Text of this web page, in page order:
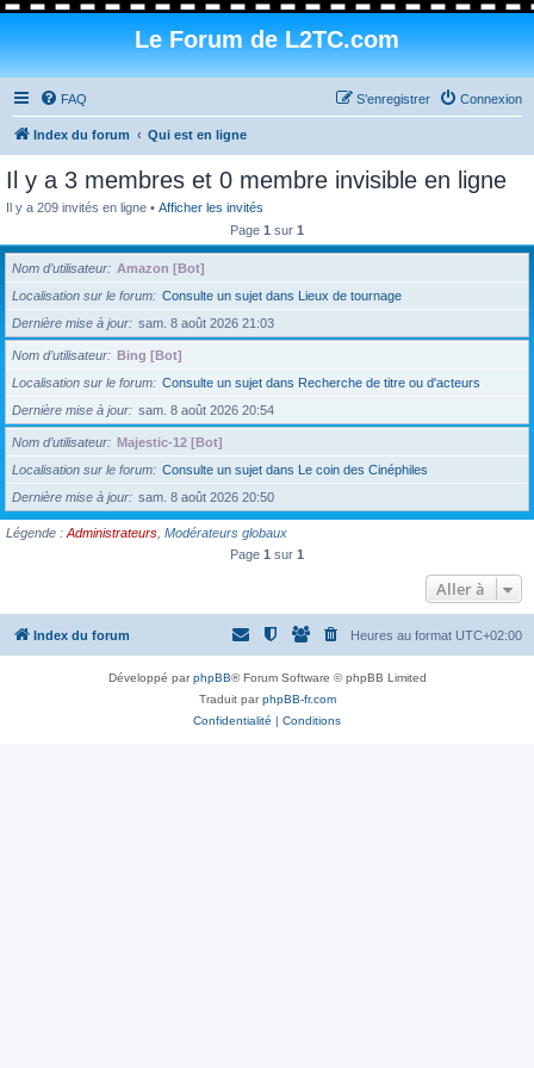
Le Forum de L2TC.com
FAQ Connexion
S’enregistrer
Index du forum Qui est en ligne
Il y a 3 membres et 0 membre invisible en ligne
Il y a 209 invités en ligne • Afficher les invités
Page 1 sur 1
Nom d’utilisateur
Amazon [Bot]
Localisation sur le forum
Consulte un sujet dans Lieux de tournage
Dernière mise à jour
sam. 8 août 2026 21:03
Nom d’utilisateur
Bing [Bot]
Localisation sur le forum
Consulte un sujet dans Recherche de titre ou d'acteurs
Dernière mise à jour
sam. 8 août 2026 20:54
Nom d’utilisateur
Majestic-12 [Bot]
Localisation sur le forum
Consulte un sujet dans Le coin des Cinéphiles
Dernière mise à jour
sam. 8 août 2026 20:50
Légende : Administrateurs Modérateurs globaux
Page 1 sur 1
Aller à
Index du forum Heures au format UTC+02:00
Développé parphpBB® Forum Software © phpBB Limited
Traduit parphpBB-fr.com
Confidentialité | Conditions